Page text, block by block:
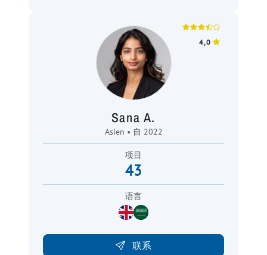
4,0
Sana A.
Asien • 自 2022
项目
43
语言
联系